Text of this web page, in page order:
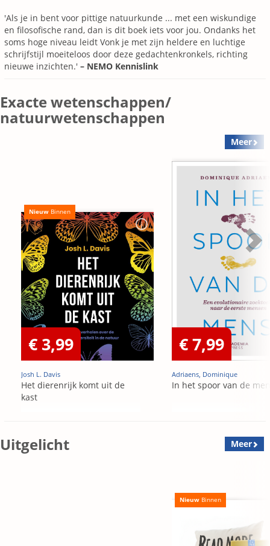
'Als je in bent voor pittige natuurkunde ... met een wiskundige
en filosofische rand, dan is dit boek iets voor jou. Ondanks het
soms hoge niveau leidt Vonk je met zijn heldere en luchtige
schrijfstijl moeiteloos door deze gedachtenkronkels, richting
nieuwe inzichten.' – NEMO Kennislink
Exacte wetenschappen/
natuurwetenschappen
Meer
Nieuw Binnen
€ 3,99
Josh L. Davis
Het dierenrijk komt uit de
kast
€ 7,99
Adriaens, Dominique
In het spoor van de
Uitgelicht Meer
Nieuw Binnen